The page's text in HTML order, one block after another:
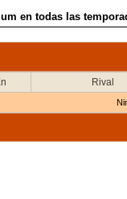
en todas las
Rival